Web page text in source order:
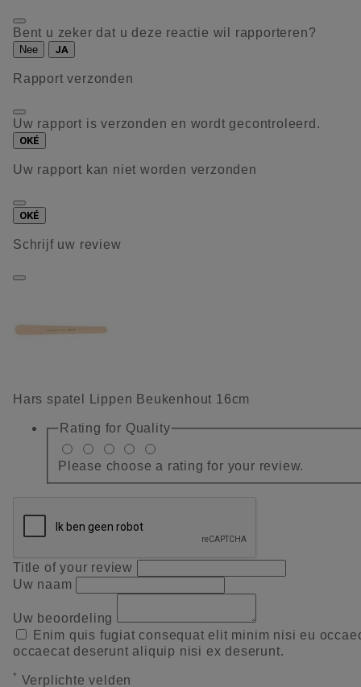
Bent u zeker dat u deze reactie wil rapporteren?
Nee JA
Rapport verzonden
Uw rapport is verzonden en wordt gecontroleerd.
OKÉ
Uw rapport kan niet worden verzonden
OKÉ
Schrijf uw review
Hars spatel Lippen Beukenhout 16cm
Rating for Quality
Please choose a rating for your review.
Title of your review
Uw naam
Uw beoordeling
Enim quis fugiat consequat elit minim nisi eu
occaecat deserunt aliquip nisi ex deserunt.
* Verplichte velden